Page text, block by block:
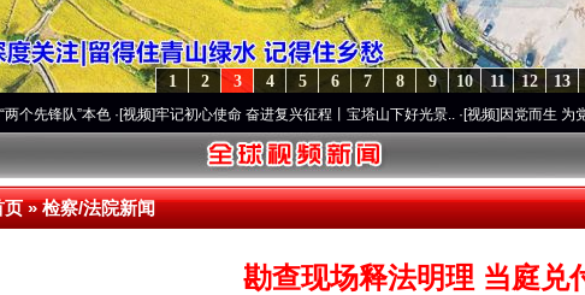
13
12
11
10
9
8
7
6
5
4
3
2
1
队”本色·[视频]牢记初心使命 奋进复兴征程丨宝塔山下好光景..·[视频]因党而生 为党而战
页»检察/法院新闻
勘查现场释法明理 当庭兑